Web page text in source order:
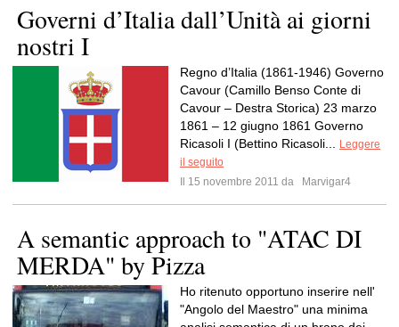
Governi d’Italia dall’Unità ai giorni
nostri I
Regno d’Italia (1861-1946) Governo
Cavour (Camillo Benso Conte di
Cavour – Destra Storica) 23 marzo
1861 – 12 giugno 1861 Governo
Ricasoli I (Bettino Ricasoli...
Leggere
il seguito
Il 15 novembre 2011 da
Marvigar4
A semantic approach to "ATAC DI
MERDA" by Pizza
Ho ritenuto opportuno inserire nell'
"Angolo del Maestro" una minima